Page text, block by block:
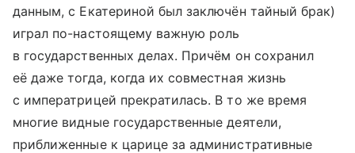
данным, с Екатериной был заключён тайный брак)
играл по-настоящему важную роль
в государственных делах. Причём он сохранил
её даже тогда, когда их совместная жизнь
с императрицей прекратилась. В то же время
многие видные государственные деятели,
приближенные к царице за административные